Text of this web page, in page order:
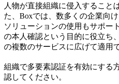
人物が直接組織に侵入すること
た、Boxでは、数多くの企業向
ソリューションの使用もサポー
の本人確認という目的に役立ち
の複数のサービスに広げて適用
組織で多要素認証を有効にする
認してください。